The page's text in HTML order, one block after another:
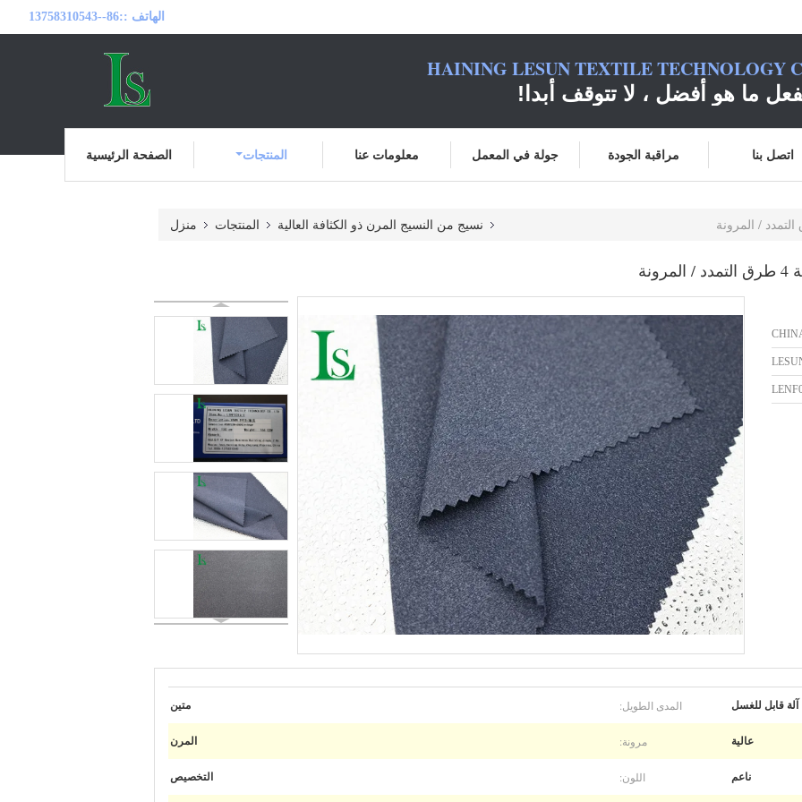
الهاتف ::86--13758310543
HAINING LESUN TEXTILE TECHNOLOGY
ما هو أفضل ، لا تتوقف أبدا!
الصفحة الرئيسية المنتجات معلومات عنا جولة في المعمل مراقبة الجودة اتصل بنا
منزل المنتجات نسيج من النسيج المرن ذو الكثافة العالية
آلة قابل للغسل المدى الطويل: متين
عالية مرونة: المرن
ناعم اللون: التخصيص